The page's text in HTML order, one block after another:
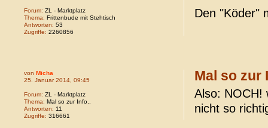
Den "Köder"
Forum: ZL - Marktplatz
Thema: Frittenbude mit Stehtisch
Antworten: 53
Zugriffe: 2260856
Mal so zur
Also: NOCH!
nicht so
von Micha
25. Januar 2014, 09:45
Forum: ZL - Marktplatz
Thema: Mal so zur Info..
Antworten: 11
Zugriffe: 316661